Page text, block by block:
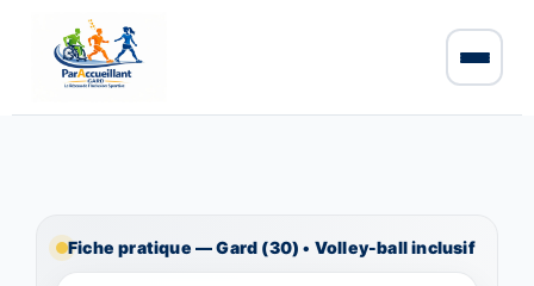
Fiche pratique — Gard (30) • Volley-ball inclusif